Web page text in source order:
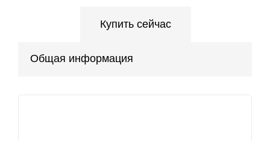
Купить сейчас
Общая информация